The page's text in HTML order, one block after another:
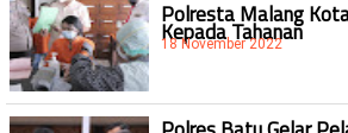
Polresta Malang
Kepada Tahanan
18 November 2022